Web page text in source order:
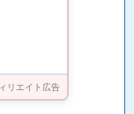
ー ベージ
23.8
リエイト広告